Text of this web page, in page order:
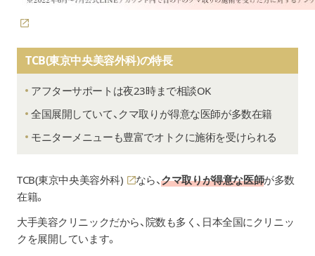
TCB(東京中央美容外科)の特長
アフターサポートは夜23時まで相談OK
全国展開していて、クマ取りが得意な医師が多数在籍
モニターメニューも豊富でオトクに施術を受けられる
TCB(東京中央美容外科) なら、クマ取りが得意な医師が多数
在籍。
大手美容クリニックだから、院数も多く、日本全国にクリニッ
クを展開しています。